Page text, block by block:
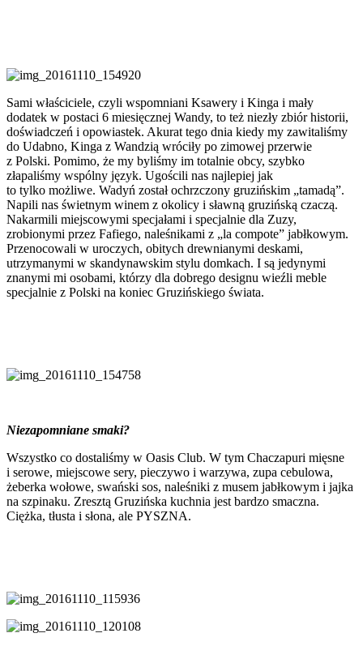
Sami właściciele, czyli wspomniani Ksawery i Kinga i mały
dodatek w postaci 6 miesięcznej Wandy, to też niezły zbiór historii,
doświadczeń i opowiastek. Akurat tego dnia kiedy my zawitaliśmy
do Udabno, Kinga z Wandzią wróciły po zimowej przerwie
z Polski. Pomimo, że my byliśmy im totalnie obcy, szybko
złapaliśmy wspólny język. Ugościli nas najlepiej jak
to tylko możliwe. Wadyń został ochrzczony gruzińskim „tamadą”.
Napili nas świetnym winem z okolicy i sławną gruzińską czaczą.
Nakarmili miejscowymi specjałami i specjalnie dla Zuzy,
zrobionymi przez Fafiego, naleśnikami z „la compote” jabłkowym.
Przenocowali w uroczych, obitych drewnianymi deskami,
utrzymanymi w skandynawskim stylu domkach. I są jedynymi
znanymi mi osobami, którzy dla dobrego designu wieźli meble
specjalnie z Polski na koniec Gruzińskiego świata.
Niezapomniane smaki?
Wszystko co dostaliśmy w Oasis Club. W tym Chaczapuri mięsne
i serowe, miejscowe sery, pieczywo i warzywa, zupa cebulowa,
żeberka wołowe, swański sos, naleśniki z musem jabłkowym i jajka
na szpinaku. Zresztą Gruzińska kuchnia jest bardzo smaczna.
Ciężka, tłusta i słona, ale PYSZNA.